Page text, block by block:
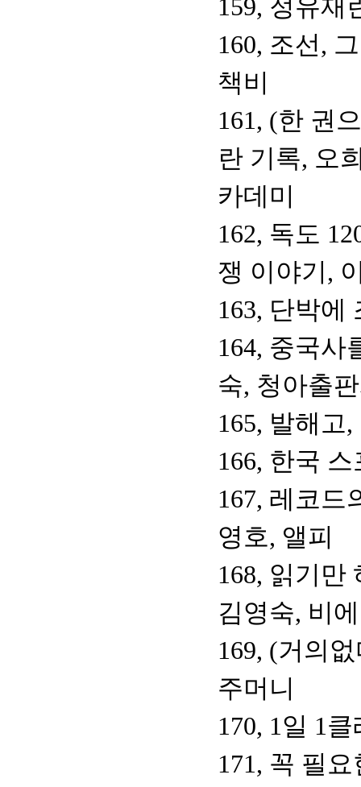
159, 정유재
160, 조선,
책비
161, (한 권
란 기록, 오
카데미
162, 독도
쟁 이야기,
163, 단박에
164, 중국사
숙, 청아출
165, 발해고
166, 한국
167, 레코드
영호, 앨피
168, 읽기만
김영숙, 비
169, (거의
주머니
170, 1일 1
171, 꼭 필